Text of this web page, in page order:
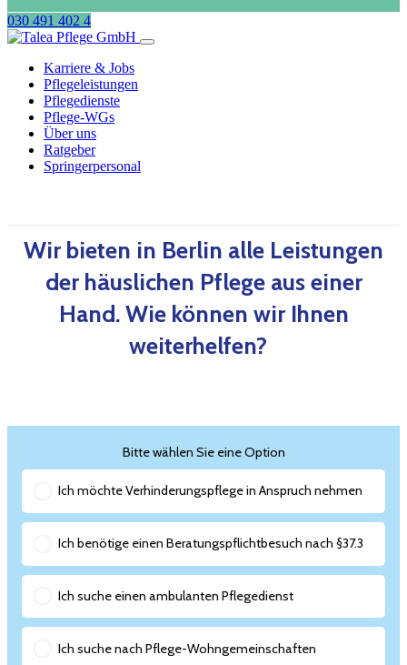
030 491 402 4
Karriere & Jobs
Pflegeleistungen
Pflegedienste
Pflege-WGs
Über uns
Ratgeber
Springerpersonal